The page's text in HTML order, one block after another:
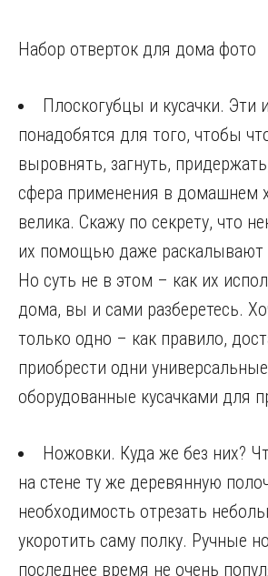
Набор отверток для дома фото
Плоскогубцы и кусачки. Эти
понадобятся для того, чтобы
выровнять, загнуть,
сфера применения в домашнем
велика. Скажу по секрету, что
их помощью даже раскалывают
Но суть не в этом – как их
дома, вы и сами разберетесь.
только одно – как правило,
приобрести одни
оборудованные кусачками для
Ножовки. Куда же без них?
на стене ту же деревянную
необходимость отрезать
укоротить саму полку. Ручные
последнее время не очень